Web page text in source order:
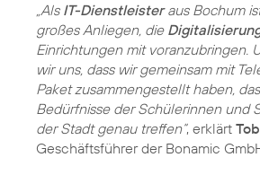
„Als IT-Dienstleisteraus Bochum
großes Anliegen, die
Einrichtungen mit voranzubringen.
wir uns, dass wir gemeinsam mit
Paket zusammengestellt haben,
Bedürfnisse der Schülerinnen und
der Stadt genau treffen“, erklärt
Geschäftsführer der Bonamic